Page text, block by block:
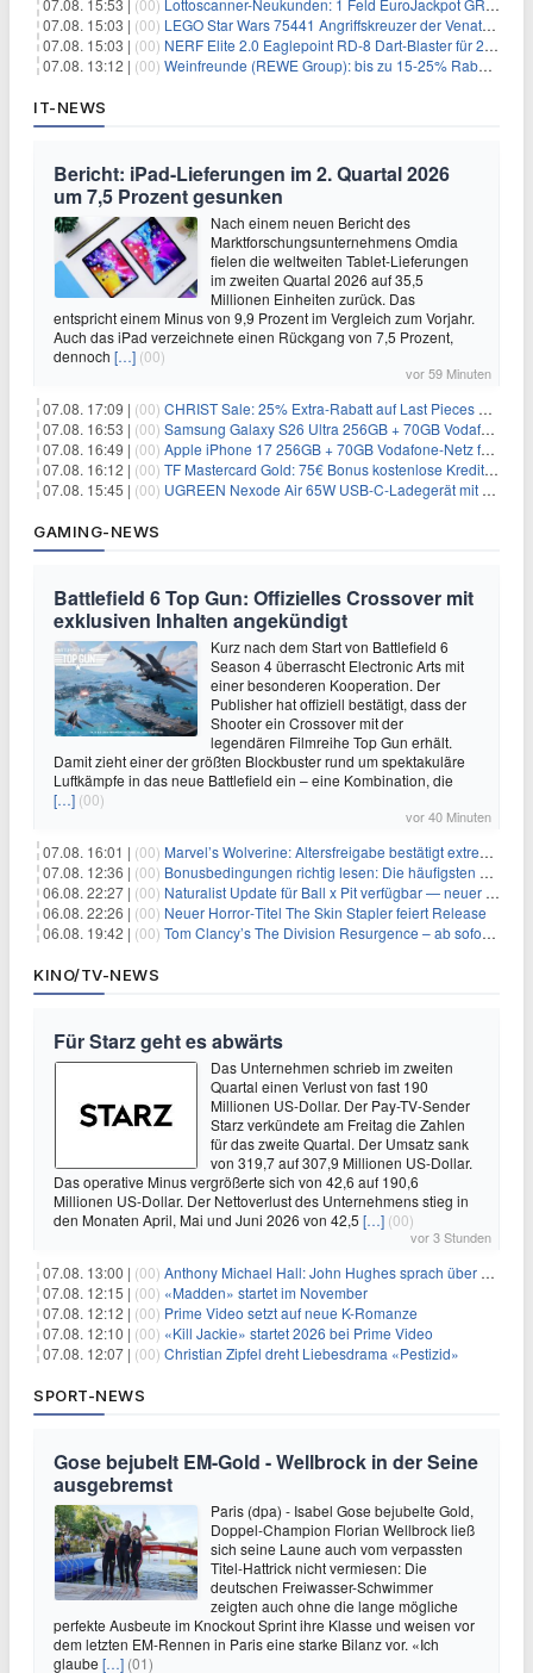
07.08. 15:53 | (00) Lottoscanner-Neukunden: 1 Feld EuroJackpot GRATIS spielen
07.08. 15:03 | (00) LEGO Star Wars 75441 Angriffskreuzer der Venator-Klasse für 50,25€
07.08. 15:03 | (00) NERF Elite 2.0 Eaglepoint RD-8 Dart-Blaster für 20,49€
07.08. 13:12 | (00) Weinfreunde (REWE Group): bis zu 15-25% Rabatt je nach Anzahl der Flaschen
IT-NEWS
Bericht: iPad-Lieferungen im 2. Quartal 2026
um 7,5 Prozent gesunken
Nach einem neuen Bericht des
Marktforschungsunternehmens Omdia
fielen die weltweiten Tablet-Lieferungen
im zweiten Quartal 2026 auf 35,5
Millionen Einheiten zurück. Das
entspricht einem Minus von 9,9 Prozent im Vergleich zum Vorjahr.
Auch das iPad verzeichnete einen Rückgang von 7,5 Prozent,
dennoch […] (00)
vor 59 Minuten
07.08. 17:09 | (00) CHRIST Sale: 25% Extra-Rabatt auf Last Pieces bei Schmuck & Uhren
07.08. 16:53 | (00) Samsung Galaxy S26 Ultra 256GB + 70GB Vodafone-Netz für 34,99€/Monat (effektiv 4,74€/Monat)
07.08. 16:49 | (00) Apple iPhone 17 256GB + 70GB Vodafone-Netz für 34,99€/Monat (effektiv 6,41€/Monat)
07.08. 16:12 | (00) TF Mastercard Gold: 75€ Bonus kostenlose Kreditkarte ohne Fremdwährungsgebühren
07.08. 15:45 | (00) UGREEN Nexode Air 65W USB-C-Ladegerät mit GaN-Technik für 24,99€
GAMING-NEWS
Battlefield 6 Top Gun: Offizielles Crossover mit
exklusiven Inhalten angekündigt
Kurz nach dem Start von Battlefield 6
Season 4 überrascht Electronic Arts mit
einer besonderen Kooperation. Der
Publisher hat offiziell bestätigt, dass der
Shooter ein Crossover mit der
legendären Filmreihe Top Gun erhält.
Damit zieht einer der größten Blockbuster rund um spektakuläre
Luftkämpfe in das neue Battlefield ein – eine Kombination, die
[…] (00)
vor 40 Minuten
07.08. 16:01 | (00) Marvel’s Wolverine: Altersfreigabe bestätigt extreme Gewalt und düstere Szenen
07.08. 12:36 | (00) Bonusbedingungen richtig lesen: Die häufigsten Stolperfallen
06.08. 22:27 | (00) Naturalist Update für Ball x Pit verfügbar — neuer Content auf allen Plattformen
06.08. 22:26 | (00) Neuer Horror‑Titel The Skin Stapler feiert Release
06.08. 19:42 | (00) Tom Clancy’s The Division Resurgence – ab sofort für euch verfügbar
KINO/TV-NEWS
Für Starz geht es abwärts
Das Unternehmen schrieb im zweiten
Quartal einen Verlust von fast 190
Millionen US-Dollar. Der Pay-TV-Sender
Starz verkündete am Freitag die Zahlen
für das zweite Quartal. Der Umsatz sank
von 319,7 auf 307,9 Millionen US-Dollar.
Das operative Minus vergrößerte sich von 42,6 auf 190,6
Millionen US-Dollar. Der Nettoverlust des Unternehmens stieg in
den Monaten April, Mai und Juni 2026 von 42,5 […] (00)
vor 3 Stunden
07.08. 13:00 | (00) Anthony Michael Hall: John Hughes sprach über eine Fortsetzung von 'The Breakfast Club'
07.08. 12:15 | (00) «Madden» startet im November
07.08. 12:12 | (00) Prime Video setzt auf neue K-Romanze
07.08. 12:10 | (00) «Kill Jackie» startet 2026 bei Prime Video
07.08. 12:07 | (00) Christian Zipfel dreht Liebesdrama «Pestizid»
SPORT-NEWS
Gose bejubelt EM-Gold - Wellbrock in der Seine
ausgebremst
Paris (dpa) - Isabel Gose bejubelte Gold,
Doppel-Champion Florian Wellbrock ließ
sich seine Laune auch vom verpassten
Titel-Hattrick nicht vermiesen: Die
deutschen Freiwasser-Schwimmer
zeigten auch ohne die lange mögliche
perfekte Ausbeute im Knockout Sprint ihre Klasse und weisen vor
dem letzten EM-Rennen in Paris eine starke Bilanz vor. «Ich
glaube […] (01)